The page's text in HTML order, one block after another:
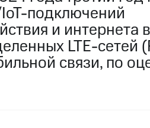
подключений
и интернета
LTE-сетей
связи, по